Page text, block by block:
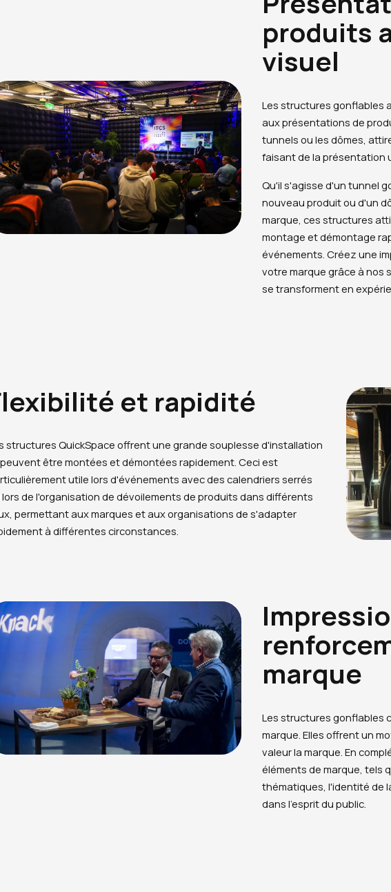
produits
visuel
Les structures gonflables
aux présentations de
tunnels ou les dômes,
faisant de la présentation
Qu'il s'agisse d'un tunnel
nouveau produit ou d'un
marque, ces structures
montage et démontage
événements. Créez une
votre marque grâce à nos
se transforment en
et rapidité
structures QuickSpace offrent une grande souplesse d'installation
être montées et démontées rapidement. Ceci est
utile lors d'événements avec des calendriers serrés
lors de l'organisation de dévoilements de produits dans différents
permettant aux marques et aux organisations de s'adapter
à différentes circonstances.
marque
Les structures gonflables
marque. Elles offrent un
valeur la marque. En
éléments de marque, tels
thématiques, l'identité de
dans l'esprit du public.